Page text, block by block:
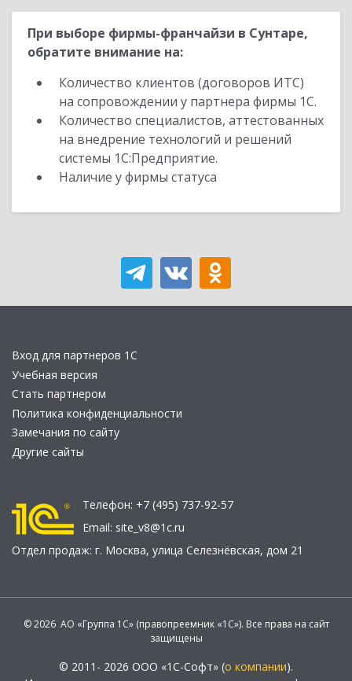
При выборе фирмы-франчайзи в Сунтаре,
обратите внимание на:
Количество клиентов (договоров ИТС)
на сопровождении у партнера фирмы 1С.
Количество специалистов, аттестованных
на внедрение технологий и решений
системы 1С:Предприятие.
Наличие у фирмы статуса
Вход для партнеров 1С
Учебная версия
Стать партнером
Политика конфиденциальности
Замечания по сайту
Другие сайты
Телефон: +7 (495) 737-92-57
Email: site_v8@1c.ru
Отдел продаж: г. Москва, улица Селезнёвская, дом 21
© 2026 АО «Группа 1С» (правопреемник «1С»). Все права на сайт
защищены
© 2011- 2026 ООО «1С-Софт» (о компании).